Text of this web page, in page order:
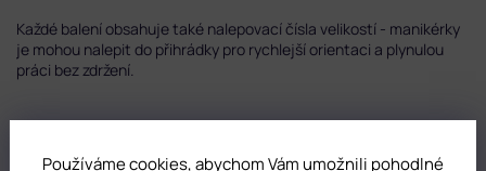
Používáme cookies, abychom Vám umožnili pohodlné
Každé balení obsahuje také nalepovací čísla velikostí - manikérky
je mohou nalepit do přihrádky pro rychlejší orientaci a plynulou
práci bez zdržení.